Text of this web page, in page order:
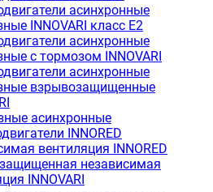
асинхронные
INNOVARI класс E2
асинхронные
с тормозом INNOVARI
асинхронные
взрывозащищенные
асинхронные
INNORED
вентиляция INNORED
независимая
INNOVARI